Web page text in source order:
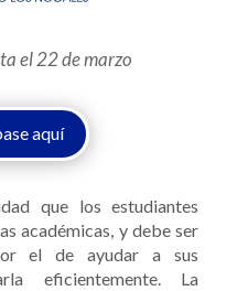
el 22 de marzo
aquí
que los estudiantes
académicas, y debe ser
el de ayudar a sus
eficientemente. La